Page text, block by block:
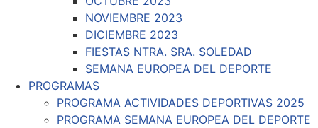
NOVIEMBRE 2023
DICIEMBRE 2023
FIESTAS NTRA. SRA. SOLEDAD
SEMANA EUROPEA DEL DEPORTE
PROGRAMAS
PROGRAMA ACTIVIDADES DEPORTIVAS 2025
PROGRAMA SEMANA EUROPEA DEL DEPORTE